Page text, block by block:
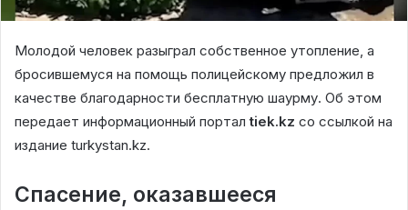
Молодой человек разыграл собственное утопление, а
бросившемуся на помощь полицейскому предложил в
качестве благодарности бесплатную шаурму. Об этом
передает информационный порталtiek.kz со ссылкой на
издание turkystan.kz.
Спасение, оказавшееся